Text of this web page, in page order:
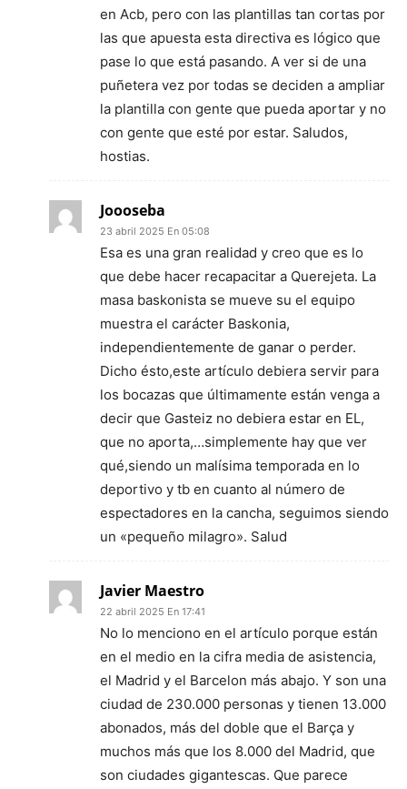
en Acb, pero con las plantillas tan cortas por
las que apuesta esta directiva es lógico que
pase lo que está pasando. A ver si de una
puñetera vez por todas se deciden a ampliar
la plantilla con gente que pueda aportar y no
con gente que esté por estar. Saludos,
hostias.
Joooseba
23 abril 2025 En 05:08
Esa es una gran realidad y creo que es lo
que debe hacer recapacitar a Querejeta. La
masa baskonista se mueve su el equipo
muestra el carácter Baskonia,
independientemente de ganar o perder.
Dicho ésto,este artículo debiera servir para
los bocazas que últimamente están venga a
decir que Gasteiz no debiera estar en EL,
que no aporta,…simplemente hay que ver
qué,siendo un malísima temporada en lo
deportivo y tb en cuanto al número de
espectadores en la cancha, seguimos siendo
un «pequeño milagro». Salud
Javier Maestro
22 abril 2025 En 17:41
No lo menciono en el artículo porque están
en el medio en la cifra media de asistencia,
el Madrid y el Barcelon más abajo. Y son una
ciudad de 230.000 personas y tienen 13.000
abonados, más del doble que el Barça y
muchos más que los 8.000 del Madrid, que
son ciudades gigantescas. Que parece